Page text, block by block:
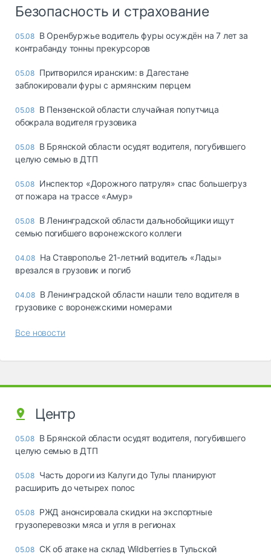
Безопасность и страхование
05.08 В Оренбуржье водитель фуры осуждён на 7 лет за
контрабанду тонны прекурсоров
05.08 Притворился иранским: в Дагестане
заблокировали фуры с армянским перцем
05.08 В Пензенской области случайная попутчица
обокрала водителя грузовика
05.08 В Брянской области осудят водителя, погубившего
целую семью в ДТП
05.08 Инспектор «Дорожного патруля» спас большегруз
от пожара на трассе «Амур»
05.08 В Ленинградской области дальнобойщики ищут
семью погибшего воронежского коллеги
04.08 На Ставрополье 21-летний водитель «Лады»
врезался в грузовик и погиб
04.08 В Ленинградской области нашли тело водителя в
грузовике с воронежскими номерами
Все новости
Центр
05.08 В Брянской области осудят водителя, погубившего
целую семью в ДТП
05.08 Часть дороги из Калуги до Тулы планируют
расширить до четырех полос
05.08 РЖД анонсировала скидки на экспортные
грузоперевозки мяса и угля в регионах
05.08 СК об атаке на склад Wildberries в Тульской